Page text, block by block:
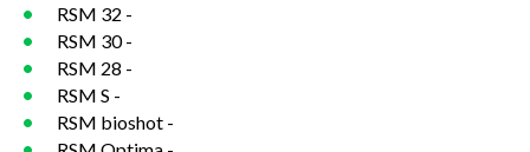
RSM 32 -
RSM 30 -
RSM 28 -
RSM S -
RSM bioshot -